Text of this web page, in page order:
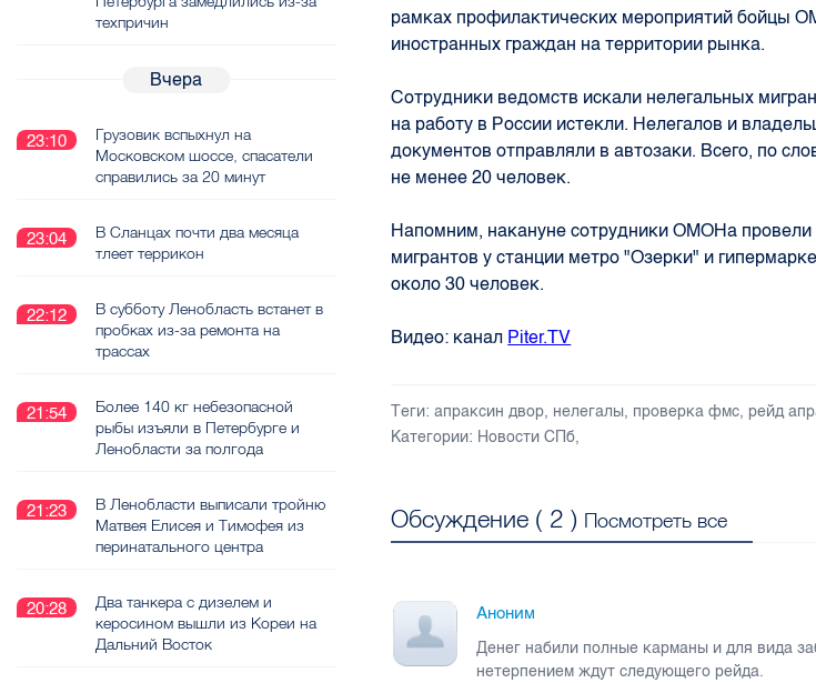
рамках профилактических мероприятий бойцы
иностранных граждан на территории рынка.
Сотрудники ведомств искали нелегальных
на работу в России истекли. Нелегалов и
документов отправляли в автозаки. Всего, по
не менее 20 человек.
Напомним, накануне сотрудники ОМОНа
мигрантов у станции метро "Озерки" и
около 30 человек.
Видео: канал Piter.TV
Теги: апраксин двор, нелегалы, проверка фмс, рейд
Категории: Новости СПб,
Обсуждение ( 2 ) Посмотреть все
Аноним
Денег набили полные карманы и для вида
нетерпением ждут следующего рейда.
техпричин
Вчера
23:10
Грузовик вспыхнул на
Московском шоссе, спасатели
справились за 20 минут
23:04
В Сланцах почти два месяца
тлеет террикон
22:12
В субботу Ленобласть встанет в
пробках из-за ремонта на
трассах
21:54
Более 140 кг небезопасной
рыбы изъяли в Петербурге и
Ленобласти за полгода
21:23
В Ленобласти выписали тройню
Матвея Елисея и Тимофея из
перинатального центра
20:28
Два танкера с дизелем и
керосином вышли из Кореи на
Дальний Восток